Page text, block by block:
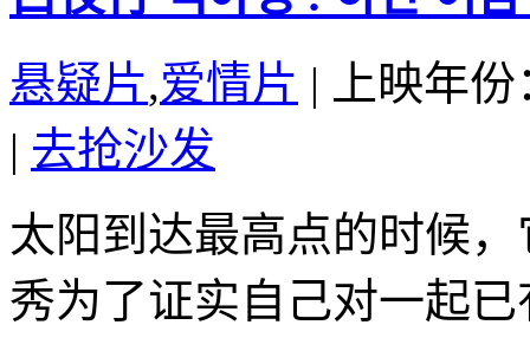
悬疑片,爱情片 |
上映年
| 去抢沙发
太阳到达最高点的时候
秀为了证实自己对一起